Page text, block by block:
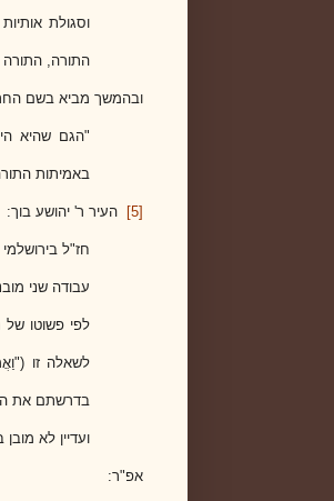
וסגולת
התורה,
ובהמשך מביא בשם
"הגם שהיא
באמיתות
[5] העיר ר' יהושע בוך:
חז"ל
עבודה שני
לפי פשוטו
לשאלה זו
בדרשתם את
ועדיין לא
אפ"ר: